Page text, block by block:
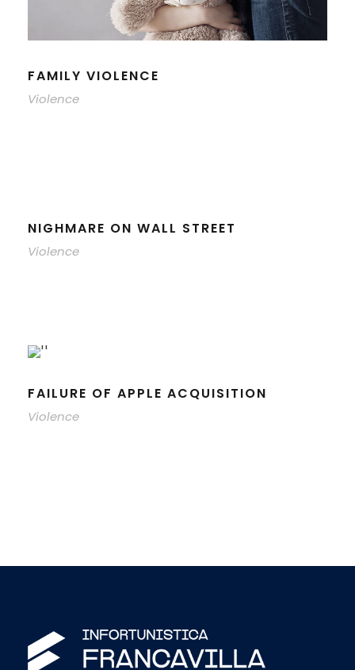
FAMILY VIOLENCE
Violence
NIGHMARE ON WALL STREET
Violence
FAILURE OF APPLE ACQUISITION
Violence